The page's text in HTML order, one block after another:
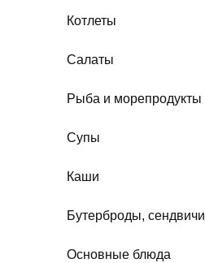
Котлеты
Салаты
Рыба и морепродукты
Супы
Каши
Бутерброды, сендвичи
Основные блюда